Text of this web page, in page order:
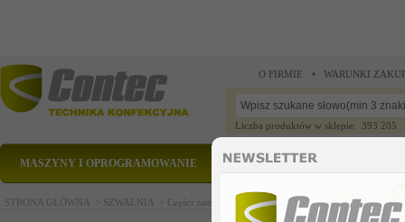
O FIRMIE WARUNKI
Liczba produktów w sklepie: 393 205
MASZYNY I OPROGRAMOWANIE CZĘŚCI ZAMIENNE
STRONA GŁÓWNA > SZWALNIA > Części zamienne do maszyn szwalniczych >Części